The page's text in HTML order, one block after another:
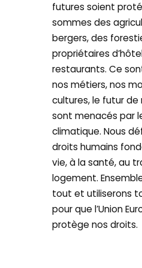
futures soient
sommes des
bergers, des
propriétaires
restaurants. Ce
nos métiers, nos
cultures, le futur
sont menacés par
climatique. Nous
droits humains
vie, à la santé, au
logement.
tout et utiliserons
pour que l’Union
protège nos droits.